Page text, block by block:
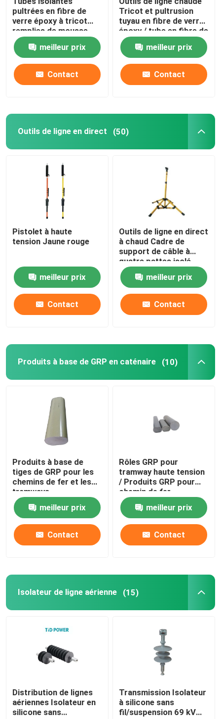
Produits
Vidéos
À propos de nous
Visite de l'usine
Nous contacter
Nouvelles
Demandez un devis
Isolateur ferroviaire
Tubes en fibre de verre époxy
Produits à base de GRP en caténaire
Isolateur de ligne aérienne
Garnitures d'isolateur
Rameau en fibre de verre époxy
D'une épaisseur n'excédant pas 1 mm
fusible coupé
FRP a moulé des produits
pultrées en fibre de
verre époxy à tricot
remplies de mousse
pour outils à chaud
meilleur prix
Contact
Tricot et pultrusion
tuyau en fibre de verre
époxy / tube en fibre de
verre époxy
meilleur prix
Contact
Outils de ligne en direct (50)
Pistolet à haute
tension Jaune rouge
meilleur prix
Contact
Outils de ligne en direct
à chaud Cadre de
support de câble à
quatre pattes isolé
meilleur prix
Contact
Produits à base de GRP en caténaire (10)
Produits à base de
tiges de GRP pour les
chemins de fer et les
tramways
meilleur prix
Contact
Rôles GRP pour
tramway haute tension
/ Produits GRP pour
chemin de fer
meilleur prix
Contact
Isolateur de ligne aérienne (15)
Distribution de lignes
aériennes Isolateur en
silicone sans
Transmission Isolateur
à silicone sans
fil/suspension 69 kV